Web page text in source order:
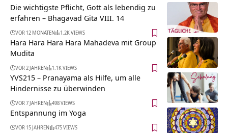
Die wichtigste Pflicht, Gott als lebendig zu
erfahren – Bhagavad Gita VIII. 14
VOR 12 MONATEN 1.2K VIEWS
Hara Hara Hara Hara Mahadeva mit Group
Mudita
VOR 2 JAHREN 1.1K VIEWS
YVS215 – Pranayama als Hilfe, um alle
Hindernisse zu überwinden
VOR 7 JAHREN 498 VIEWS
Entspannung im Yoga
VOR 15 JAHREN 475 VIEWS